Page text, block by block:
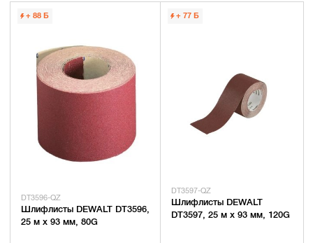
+ 88 Б
DT3596-QZ
Шлифлисты DEWALT DT3596,
25 м x 93 мм, 80G
+ 77 Б
DT3597-QZ
Шлифлисты DEWALT
DT3597, 25 м x 93 мм, 120G